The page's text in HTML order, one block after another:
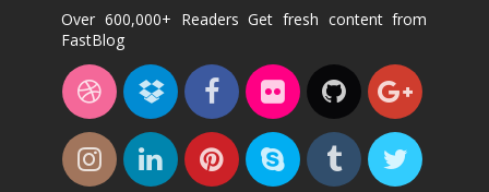
Over 600,000+ Readers Get fresh content from
FastBlog